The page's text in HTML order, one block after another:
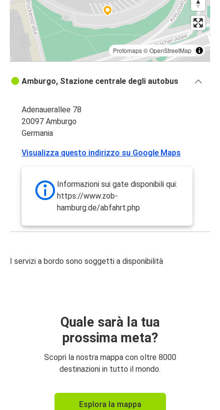
Protomaps©OpenStreetMap
Amburgo, Stazione centrale degli autobus
Adenauerallee 78
20097 Amburgo
Germania
Visualizza questo indirizzo su Google Maps
Informazioni sui gate disponibili qui:
https://www.zob-
hamburg.de/abfahrt.php
I servizi a bordo sono soggetti a disponibilità
Quale sarà la tua
prossima meta?
Scopri la nostra mappa con oltre 8000
destinazioni in tutto il mondo.
Esplora la mappa